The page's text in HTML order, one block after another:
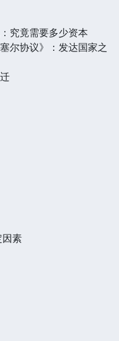
究竟需要多少资本
尔协议》：发达国家之
因素